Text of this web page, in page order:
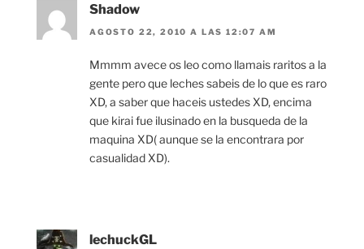
Shadow
AGOSTO 22, 2010 A LAS 12:07 AM
Mmmm avece os leo como llamais raritos a la
gente pero que leches sabeis de lo que es raro
XD, a saber que haceis ustedes XD, encima
que kirai fue ilusinado en la busqueda de la
maquina XD( aunque se la encontrara por
casualidad XD).
lechuckGL